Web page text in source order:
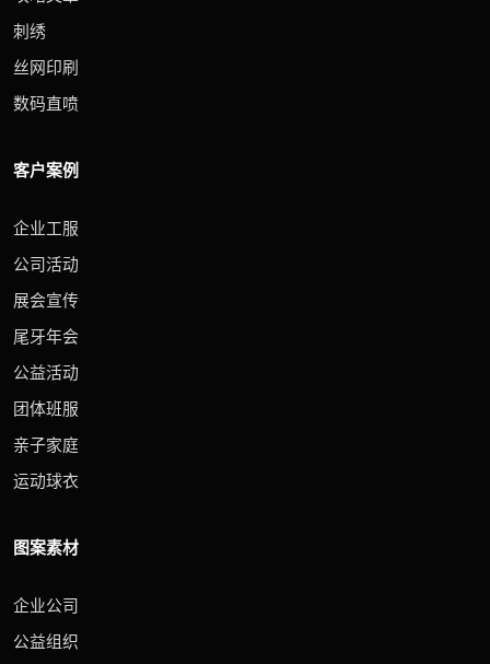
刺绣
丝网印刷
数码直喷
客户案例
企业工服
公司活动
展会宣传
尾牙年会
公益活动
团体班服
亲子家庭
运动球衣
图案素材
企业公司
公益组织